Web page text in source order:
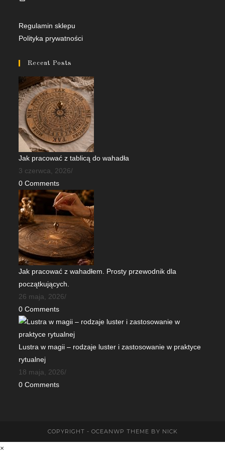
new
tab
Regulamin sklepu
Polityka prywatności
Recent Posts
Jak pracować z tablicą do wahadła
3 czerwca, 2026/
0 Comments
Jak pracować z wahadłem. Prosty przewodnik dla
początkujących.
26 maja, 2026/
0 Comments
Lustra w magii – rodzaje luster i zastosowanie w praktyce
rytualnej
18 maja, 2026/
0 Comments
COPYRIGHT - OCEANWP THEME BY NICK
×